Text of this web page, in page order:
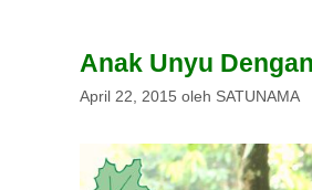
Anak Unyu
April 22, 2015 oleh SATUNAMA